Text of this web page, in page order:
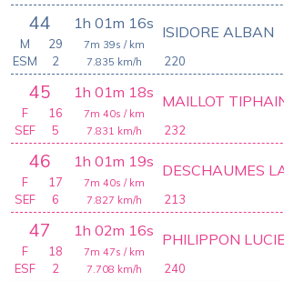
44 1h 01m 16s
220
ISIDORE ALBAN
7m 39s / km
7.835 km/h
M
29
ESM
2
45 1h 01m 18s
232
MAILLOT
7m 40s / km
7.831 km/h
F
16
SEF
5
46 1h 01m 19s
213
DESCHAUMES
7m 40s / km
7.827 km/h
F
17
SEF
6
47 1h 02m 16s
240
PHILIPPON LUCIE
7m 47s / km
7.708 km/h
F
18
ESF
2